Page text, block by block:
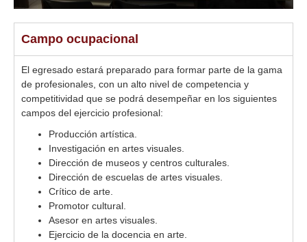
Campo ocupacional
El egresado estará preparado para formar parte de la gama
de profesionales, con un alto nivel de competencia y
competitividad que se podrá desempeñar en los siguientes
campos del ejercicio profesional:
Producción artística.
Investigación en artes visuales.
Dirección de museos y centros culturales.
Dirección de escuelas de artes visuales.
Crítico de arte.
Promotor cultural.
Asesor en artes visuales.
Ejercicio de la docencia en arte.